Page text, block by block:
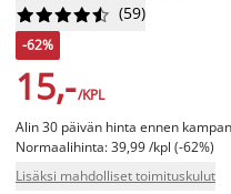





 (59)
-62%
15,-/KPL
Alin 30 päivän hinta ennen
Normaalihinta: 39,99 /kpl (-62%)
Lisäksi mahdolliset toimituskulut